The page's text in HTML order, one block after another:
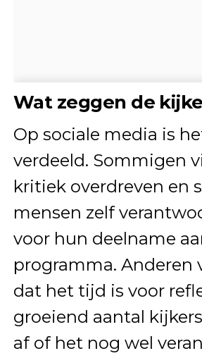
Wat zeggen de
Op sociale media is
verdeeld. Sommigen
kritiek overdreven en
mensen zelf
voor hun deelname
programma. Anderen
dat het tijd is voor
groeiend aantal
af of het nog wel